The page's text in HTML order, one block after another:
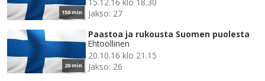
150 min
15.12.16 klo 18.30
Jakso: 27
20 min
Paastoa ja rukousta Suomen puolesta
Ehtoollinen
20.10.16 klo 21.15
Jakso: 26